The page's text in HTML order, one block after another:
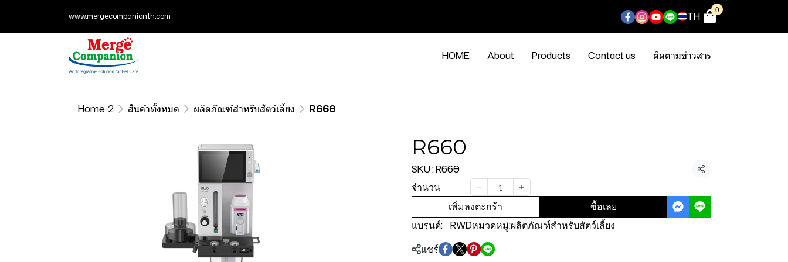
www.mergecompanionth.com TH
0
HOME About Products Contact us ติดตามข่าวสาร
Home-2 สินค้าทั้งหมด ผลิตภัณฑ์สำหรับสัตว์เลี้ยง R660
R660
SKU : R660 แชร์
จำนวน
เพิ่มลงตะกร้า ซื้อเลย
แบรนด์: RWDหมวดหมู่:ผลิตภัณฑ์สำหรับสัตว์เลี้ยง
แชร์